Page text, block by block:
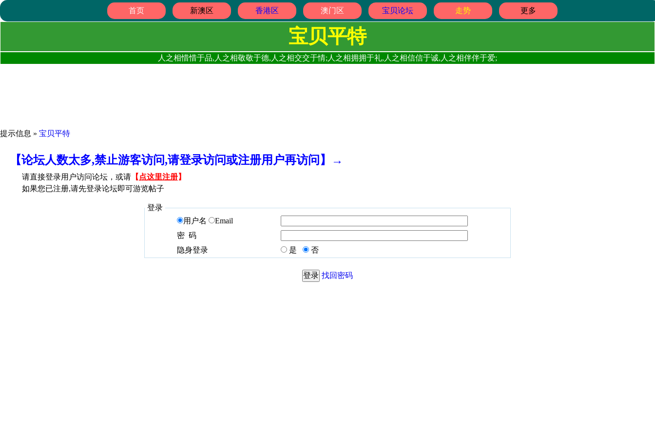
首页 新澳区 香港区 澳门区 宝贝论坛 走势 更多
宝贝平特
人之相惜惜于品,人之相敬敬于德,人之相交交于情;人之相拥拥于礼,人之相信信于诚,人之相伴伴于爱;
提示信息 » 宝贝平特
【论坛人数太多,禁止游客访问,请登录访问或注册用户再访问】→
请直接登录用户访问论坛，或请 【 点这里注册】
如果您已注册,请先登录论坛即可游览帖子
登录
用户名
Email
密 码
隐身登录
是 否
找回密码